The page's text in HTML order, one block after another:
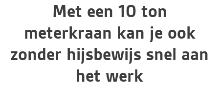
Met een 10 ton
meterkraan kan je ook
zonder hijsbewijs snel aan
het werk